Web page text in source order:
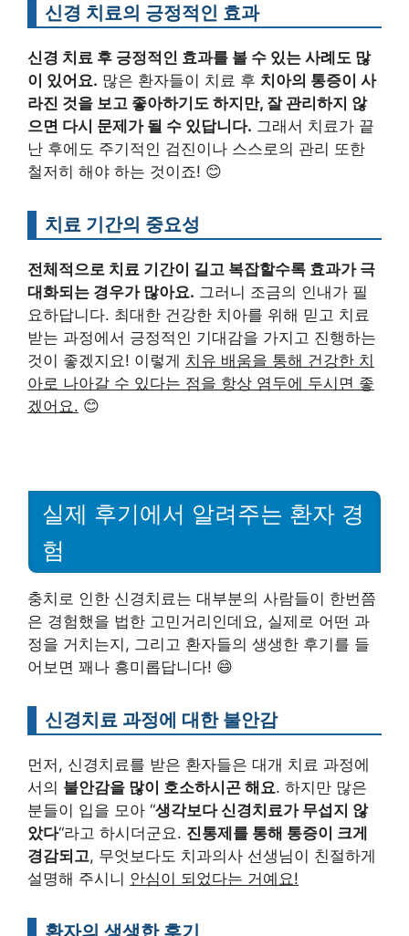
신경 치료의 긍정적인 효과
신경 치료 후 긍정적인 효과를 볼 수 있는 사례도 많
이 있어요. 많은 환자들이 치료 후 치아의 통증이 사
라진 것을 보고 좋아하기도 하지만, 잘 관리하지 않
으면 다시 문제가 될 수 있답니다. 그래서 치료가 끝
난 후에도 주기적인 검진이나 스스로의 관리 또한
철저히 해야 하는 것이죠! 😊
치료 기간의 중요성
전체적으로 치료 기간이 길고 복잡할수록 효과가 극
대화되는 경우가 많아요. 그러니 조금의 인내가 필
요하답니다. 최대한 건강한 치아를 위해 믿고 치료
받는 과정에서 긍정적인 기대감을 가지고 진행하는
것이 좋겠지요! 이렇게 치유 배움을 통해 건강한 치
아로 나아갈 수 있다는 점을 항상 염두에 두시면 좋
겠어요. 😊
실제 후기에서 알려주는 환자 경
험
충치로 인한 신경치료는 대부분의 사람들이 한번쯤
은 경험했을 법한 고민거리인데요, 실제로 어떤 과
정을 거치는지, 그리고 환자들의 생생한 후기를 들
어보면 꽤나 흥미롭답니다! 😄
신경치료 과정에 대한 불안감
먼저, 신경치료를 받은 환자들은 대개 치료 과정에
서의 불안감을 많이 호소하시곤 해요. 하지만 많은
분들이 입을 모아 “생각보다 신경치료가 무섭지 않
았다“라고 하시더군요. 진통제를 통해 통증이 크게
경감되고, 무엇보다도 치과의사 선생님이 친절하게
설명해 주시니 안심이 되었다는 거예요!
환자의 생생한 후기